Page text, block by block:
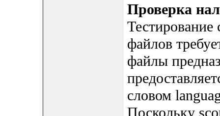
Проверка
файлов
файлы
словом
Поскольку